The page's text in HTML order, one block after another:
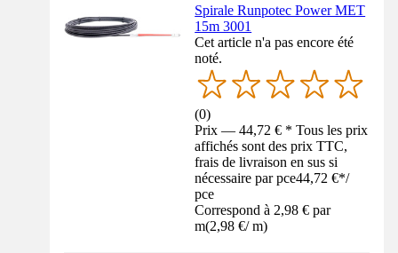
Spirale Runpotec Power MET
15m 3001
Cet article n'a pas encore été
noté.
(0)
Prix — 44,72 € * Tous les prix
affichés sont des prix TTC,
frais de livraison en sus si
nécessaire par pce44,72 €*/
pce
Correspond à 2,98 € par
m(2,98 €/ m)